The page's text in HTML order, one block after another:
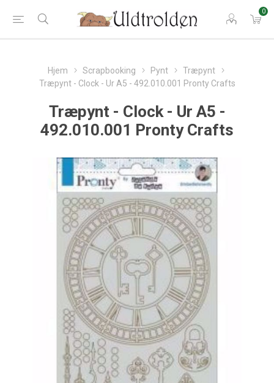
0
Hjem Scrapbooking Pynt
Træpynt
Træpynt - Clock - Ur A5 - 492.010.001 Pronty Crafts
Træpynt - Clock - Ur A5 -
492.010.001 Pronty Crafts